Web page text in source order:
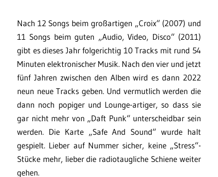
Nach 12 Songs beim großartigen „Croix“ (2007) und
11 Songs beim guten „Audio, Video, Disco“ (2011)
gibt es dieses Jahr folgerichtig 10 Tracks mit rund 54
Minuten elektronischer Musik. Nach den vier und jetzt
fünf Jahren zwischen den Alben wird es dann 2022
neun neue Tracks geben. Und vermutlich werden die
dann noch popiger und Lounge-artiger, so dass sie
gar nicht mehr von „Daft Punk“ unterscheidbar sein
werden. Die Karte „Safe And Sound“ wurde halt
gespielt. Lieber auf Nummer sicher, keine „Stress“-
Stücke mehr, lieber die radiotaugliche Schiene weiter
gehen.